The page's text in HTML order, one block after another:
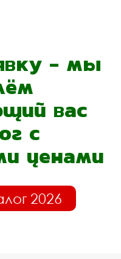
- мы
вас
с
ценами
2026